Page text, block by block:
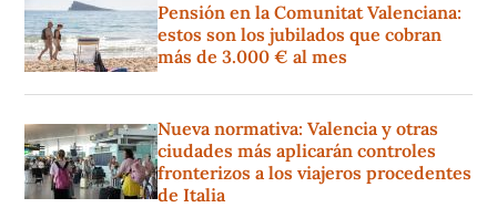
Pensión en la Comunitat Valenciana:
estos son los jubilados que cobran
más de 3.000 € al mes
Nueva normativa: Valencia y otras
ciudades más aplicarán controles
fronterizos a los viajeros procedentes
de Italia